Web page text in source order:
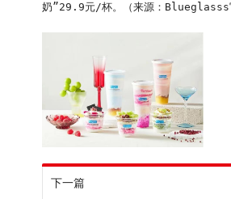
奶”29.9元/杯。（来源：Blueglasss
下一篇